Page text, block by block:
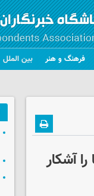
فرهنگ و هنر بین الملل
آشکار